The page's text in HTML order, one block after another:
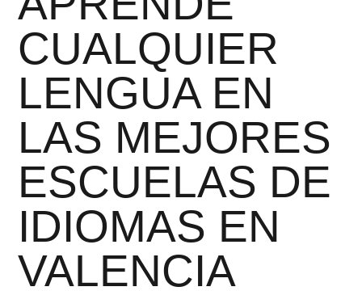
CUALQUIER
LENGUA EN
LAS MEJORES
ESCUELAS DE
IDIOMAS EN
VALENCIA